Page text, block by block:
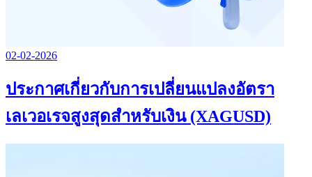
02-02-2026
ประกาศเกี่ยวกับการเปลี่ยนแปลงอัตรา
เลเวอเรจสูงสุดสำหรับเงิน (XAGUSD)